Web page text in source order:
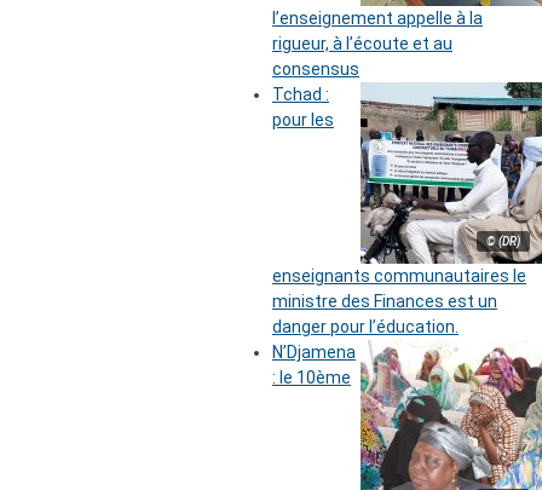
l’enseignement appelle à la
rigueur, à l’écoute et au
consensus
© (DR)
Tchad :
pour les
enseignants communautaires le
ministre des Finances est un
danger pour l’éducation.
N’Djamena
: le 10ème